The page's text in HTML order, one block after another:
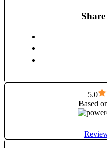
somatică, dezvoltare
5.0
Based